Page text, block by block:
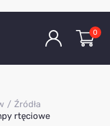
0
Źródła
rtęciowe